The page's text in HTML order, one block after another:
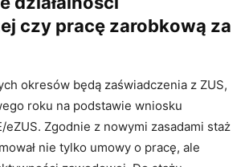
czy pracę zarobkową za
okresów będą zaświadczenia z ZUS,
roku na podstawie wniosku
eZUS. Zgodnie z nowymi zasadami staż
nie tylko umowy o pracę, ale